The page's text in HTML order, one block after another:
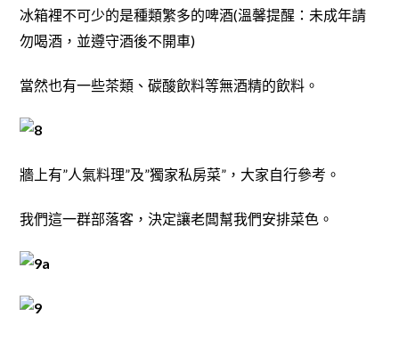
冰箱裡不可少的是種類繁多的啤酒(溫馨提醒：未成年請
勿喝酒，並遵守酒後不開車)
當然也有一些茶類、碳酸飲料等無酒精的飲料。
牆上有”人氣料理”及”獨家私房菜”，大家自行參考。
我們這一群部落客，決定讓老闆幫我們安排菜色。